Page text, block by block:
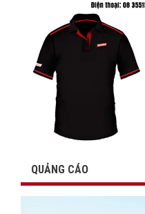
QUẢNG CÁO